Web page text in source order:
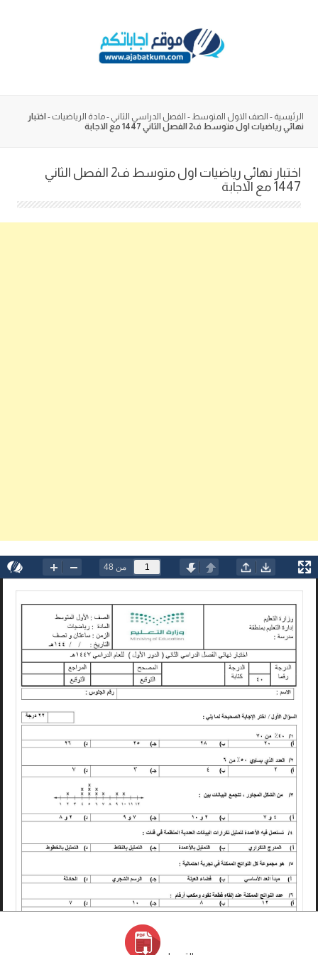
الرئيسية - الصف الاول المتوسط - الفصل الدراسي الثاني -مادة الرياضيات - اختبار
نهائي رياضيات اول متوسط ف2 الفصل الثاني 1447 مع الاجابة
اختبار نهائي رياضيات اول متوسط ف2 الفصل الثاني
1447 مع الاجابة